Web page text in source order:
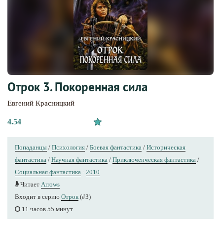
Отрок 3. Покоренная сила
Евгений Красницкий
4.54
Попаданцы / Психология / Боевая фантастика / Историческая
фантастика / Научная фантастика / Приключенческая фантастика /
Социальная фантастика · 2010
Читает Arrows
Входит в серию Отрок (#3)
11 часов 55 минут